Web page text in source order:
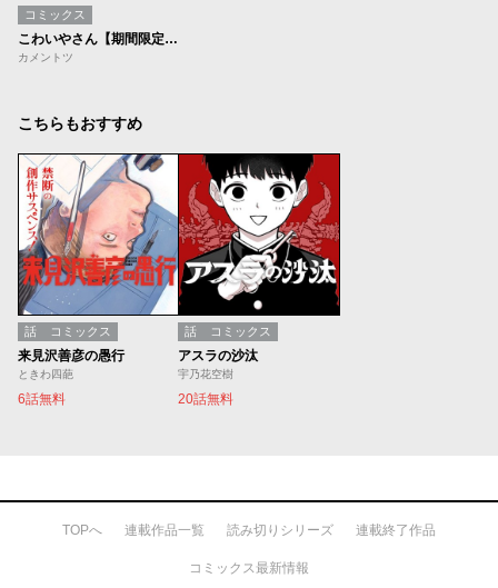
コミックス
こわいやさん【期間限定無料】
カメントツ
こちらもおすすめ
話 コミックス
来見沢善彦の愚行
ときわ四葩
6話無料
話 コミックス
アスラの沙汰
宇乃花空樹
20話無料
TOPへ 連載作品一覧 読み切りシリーズ 連載終了作品
コミックス最新情報